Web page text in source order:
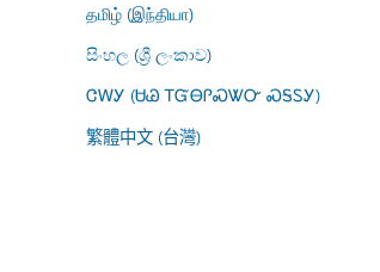
தமிழ் (இந்தியா)
සිංහල (ශ්‍රී ලංකාව)
ᏣᎳᎩ (ᏌᏊ ᎢᏳᎾᎵᏍᏔᏅ ᏍᎦᏚᎩ)
繁體中文 (台灣)